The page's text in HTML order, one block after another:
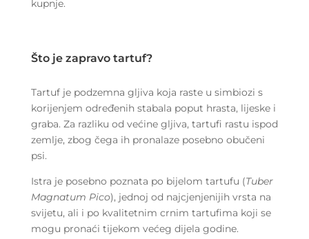
kupnje.
Što je zapravo tartuf?
Tartuf je podzemna gljiva koja raste u simbiozi s
korijenjem određenih stabala poput hrasta, lijeske i
graba. Za razliku od većine gljiva, tartufi rastu ispod
zemlje, zbog čega ih pronalaze posebno obučeni
psi.
Istra je posebno poznata po bijelom tartufu (Tuber
Magnatum Pico), jednoj od najcjenjenijih vrsta na
svijetu, ali i po kvalitetnim crnim tartufima koji se
mogu pronaći tijekom većeg dijela godine.